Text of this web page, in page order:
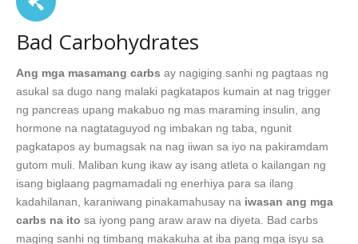
Bad Carbohydrates
Ang mga masamang carbs ay nagiging sanhi ng pagtaas ng
asukal sa dugo nang malaki pagkatapos kumain at nag trigger
ng pancreas upang makabuo ng mas maraming insulin, ang
hormone na nagtataguyod ng imbakan ng taba, ngunit
pagkatapos ay bumagsak na nag iiwan sa iyo na pakiramdam
gutom muli. Maliban kung ikaw ay isang atleta o kailangan ng
isang biglaang pagmamadali ng enerhiya para sa ilang
kadahilanan, karaniwang pinakamahusay na iwasan ang mga
carbs na ito sa iyong pang araw araw na diyeta. Bad carbs
maging sanhi ng timbang makakuha at iba pang mga isyu sa